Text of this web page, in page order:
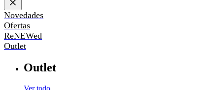
Novedades
Ofertas
ReNEWed
Outlet
Outlet